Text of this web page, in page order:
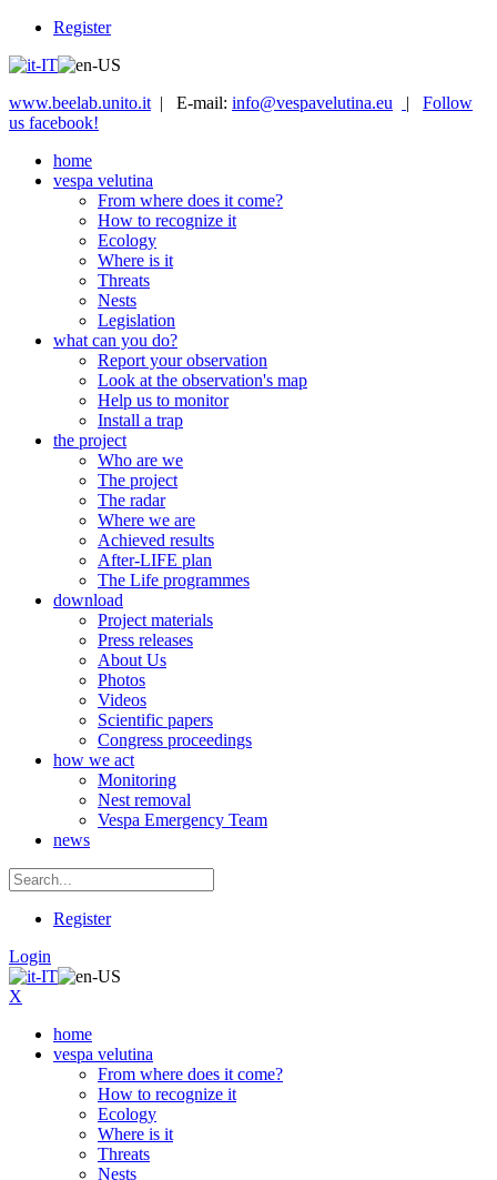
Register
www.beelab.unito.it | E-mail: info@vespavelutina.eu | Follow
us facebook!
home
vespa velutina
From where does it come?
How to recognize it
Ecology
Where is it
Threats
Nests
Legislation
what can you do?
Report your observation
Look at the observation's map
Help us to monitor
Install a trap
the project
Who are we
The project
The radar
Where we are
Achieved results
After-LIFE plan
The Life programmes
download
Project materials
Press releases
About Us
Photos
Videos
Scientific papers
Congress proceedings
how we act
Monitoring
Nest removal
Vespa Emergency Team
news
Register
Login
X
home
vespa velutina
From where does it come?
How to recognize it
Ecology
Where is it
Threats
Nests